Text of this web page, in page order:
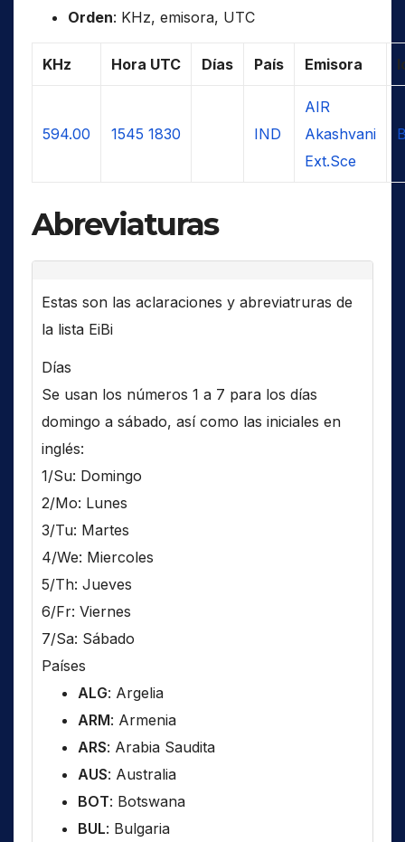
Orden: KHz, emisora, UTC
KHz Hora UTC Días País Emisora
594.00 1545 1830 IND
AIR
Akashvani
Ext.Sce
Abreviaturas
Estas son las aclaraciones y abreviatruras de
la lista EiBi
Días
Se usan los números 1 a 7 para los días
domingo a sábado, así como las iniciales en
inglés:
1/Su: Domingo
2/Mo: Lunes
3/Tu: Martes
4/We: Miercoles
5/Th: Jueves
6/Fr: Viernes
7/Sa: Sábado
Países
ALG: Argelia
ARM: Armenia
ARS: Arabia Saudita
AUS: Australia
BOT: Botswana
BUL: Bulgaria